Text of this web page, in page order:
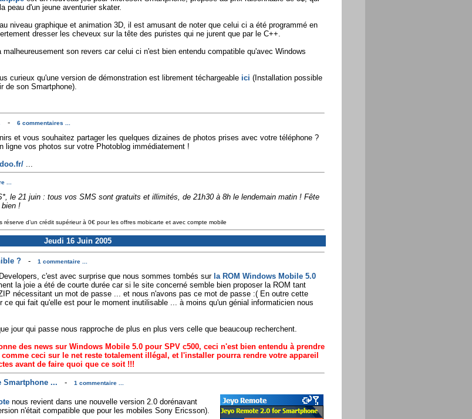
peau d'un jeune aventurier skater.
niveau graphique et animation 3D, il est amusant de noter que celui ci a été programmé en
dresser les cheveux sur la tête des puristes qui ne jurent que par le C++.
malheureusement son revers car celui ci n'est bien entendu compatible qu'avec Windows
curieux qu'une version de démonstration est librement téchargeable ici (Installation possible
de son Smartphone).
-
6 commentaires ...
et vous souhaitez partager les quelques dizaines de photos prises avec votre téléphone ?
vos photos sur votre Photoblog immédiatement !
...
...
le 21 juin : tous vos SMS sont gratuits et illimités, de 21h30 à 8h le lendemain matin ! Fête
!
d’un crédit supérieur à 0€ pour les offres mobicarte et avec compte mobile
Jeudi 16 Juin 2005
?-
1 commentaire ...
c'est avec surprise que nous sommes tombés sur la ROM Windows Mobile 5.0
la joie a été de courte durée car si le site concerné semble bien proposer la ROM tant
nécessitant un mot de passe ... et nous n'avons pas ce mot de passe :( En outre cette
ce qui fait qu'elle est pour le moment inutilisable ... à moins qu'un génial informaticien nous
jour qui passe nous rapproche de plus en plus vers celle que beaucoup recherchent.
des news sur Windows Mobile 5.0 pour SPV c500, ceci n'est bien entendu à prendre
ceci sur le net reste totalement illégal, et l'installer pourra rendre votre appareil
avant de faire quoi que ce soit !!!
Smartphone ... -
1 commentaire ...
nous revient dans une nouvelle version 2.0 dorénavant
n'était compatible que pour les mobiles Sony Ericsson).